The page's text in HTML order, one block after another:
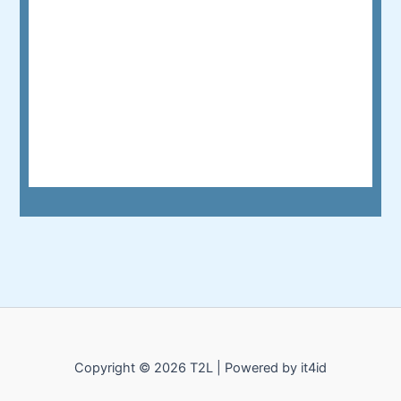
Copyright © 2026 T2L | Powered by it4id